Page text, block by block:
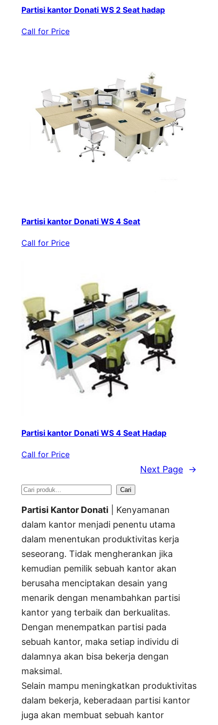
Partisi kantor Donati WS 2 Seat hadap
Call for Price
Partisi kantor Donati WS 4 Seat
Call for Price
Partisi kantor Donati WS 4 Seat Hadap
Call for Price
Next Page →
S
e
a
r
c
h
Cari
Partisi Kantor Donati | Kenyamanan
dalam kantor menjadi penentu utama
dalam menentukan produktivitas kerja
seseorang. Tidak mengherankan jika
kemudian pemilik sebuah kantor akan
berusaha menciptakan desain yang
menarik dengan menambahkan partisi
kantor yang terbaik dan berkualitas.
Dengan menempatkan partisi pada
sebuah kantor, maka setiap individu di
dalamnya akan bisa bekerja dengan
maksimal.
Selain mampu meningkatkan produktivitas
dalam bekerja, keberadaan partisi kantor
juga akan membuat sebuah kantor